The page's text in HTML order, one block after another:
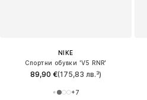
NIKE
Спортни обувки 'V5 RNR'
89,90 €(175,83 лв.³)
+7